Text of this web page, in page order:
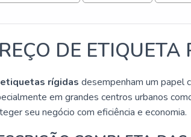
DE ETIQUETA
etiquetas rígidas desempenham um papel
em grandes centros urbanos
seu negócio com eficiência e economia.